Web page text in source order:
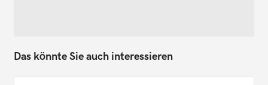
Das könnte Sie auch interessieren